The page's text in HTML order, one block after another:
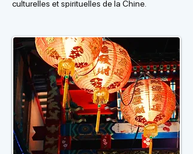
culturelles et spirituelles de la Chine.